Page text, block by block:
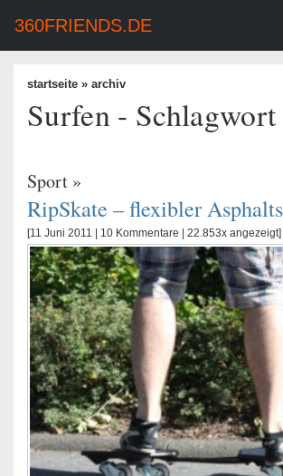
360FRIENDS.DE
startseite » archiv
Surfen - Schlagwort
Sport »
RipSkate – flexibler
[11 Juni 2011 | 10 Kommentare | 22.853x angezeigt]